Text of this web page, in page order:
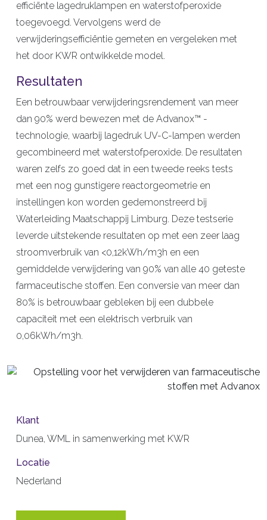
efficiënte lagedruklampen en waterstofperoxide
toegevoegd. Vervolgens werd de
verwijderingsefficiëntie gemeten en vergeleken met
het door KWR ontwikkelde model.
Resultaten
Een betrouwbaar verwijderingsrendement van meer
dan 90% werd bewezen met de Advanox™ -
technologie, waarbij lagedruk UV-C-lampen werden
gecombineerd met waterstofperoxide. De resultaten
waren zelfs zo goed dat in een tweede reeks tests
met een nog gunstigere reactorgeometrie en
instellingen kon worden gedemonstreerd bij
Waterleiding Maatschappij Limburg. Deze testserie
leverde uitstekende resultaten op met een zeer laag
stroomverbruik van <0,12kWh/m3h en een
gemiddelde verwijdering van 90% van alle 40 geteste
farmaceutische stoffen. Een conversie van meer dan
80% is betrouwbaar gebleken bij een dubbele
capaciteit met een elektrisch verbruik van
0,06kWh/m3h.
Klant
Dunea, WML in samenwerking met KWR
Locatie
Nederland